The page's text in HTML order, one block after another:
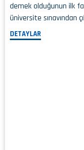
demek olduğunun ilk
üniversite sınavından
DETAYLAR